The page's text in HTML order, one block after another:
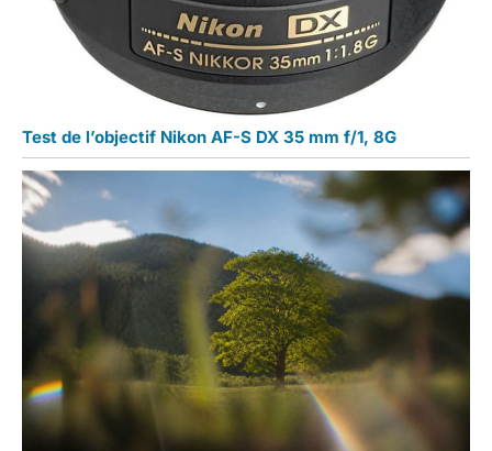
Test de l’objectif Nikon AF-S DX 35 mm f/1, 8G